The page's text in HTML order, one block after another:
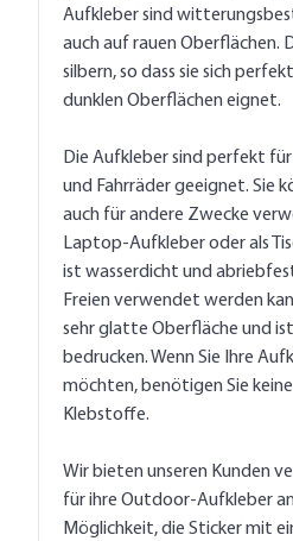
Aufkleber sind
auch auf rauen Oberflächen.
silbern, so dass sie sich
dunklen Oberflächen eignet.
Die Aufkleber sind perfekt
und Fahrräder geeignet. Sie
auch für andere Zwecke
Laptop-Aufkleber oder als
ist wasserdicht und
Freien verwendet werden
sehr glatte Oberfläche und
bedrucken. Wenn Sie Ihre
möchten, benötigen Sie
Klebstoffe.
Wir bieten unseren Kunden
für ihre Outdoor-Aufkleber
Möglichkeit, die Sticker mit